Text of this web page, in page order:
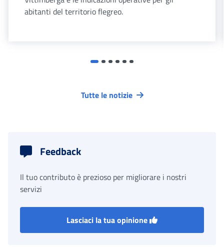
abitanti del territorio flegreo.
Tutte le notizie
Feedback
Il tuo contributo è prezioso per migliorare i nostri
servizi
Lasciaci la tua opinione